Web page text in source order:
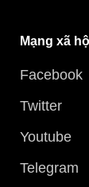
Mạng xã
Facebook
Twitter
Youtube
Telegram